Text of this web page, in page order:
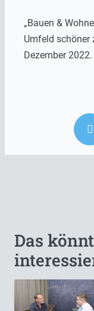
„Bauen &
Umfeld schöner
Dezember 2022.
Das